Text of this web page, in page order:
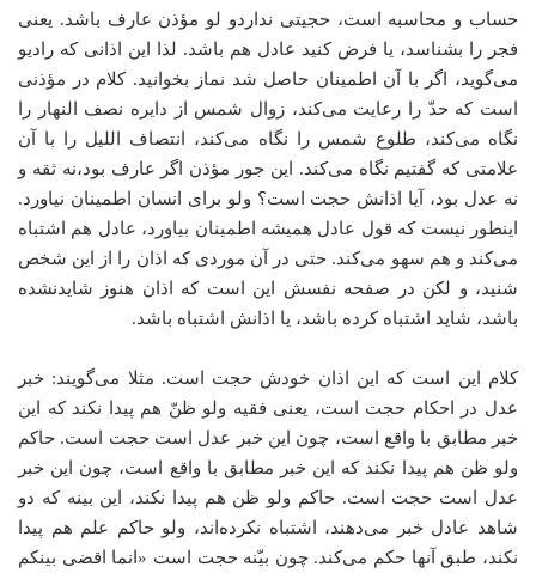
حساب و محاسبه است، حجیتی نداردو لو مؤذن عارف باشد. یعنی
فجر را بشناسد، یا فرض کنید عادل هم باشد. لذا این اذانی که رادیو
می‌گوید، اگر با آن اطمینان حاصل شد نماز بخوانید. کلام در مؤذنی
است که حدّ را رعایت می‌کند، زوال شمس از دایره نصف النهار را
نگاه می‌کند، طلوع شمس را نگاه می‌کند، انتصاف اللیل را با آن
علامتی که گفتیم نگاه می‌کند. این جور مؤذن اگر عارف بود،نه ثقه و
نه عدل بود، آیا اذانش حجت است؟ ولو برای انسان اطمینان نیاورد.
اینطور نیست که قول عادل همیشه اطمینان بیاورد، عادل هم اشتباه
می‌کند و هم سهو می‌کند. حتی در آن موردی که اذان را از این شخص
شنید، و لکن در صفحه نفسش این است که اذان هنوز شایدنشده
باشد، شاید اشتباه کرده باشد، یا اذانش اشتباه باشد.
کلام این است که این اذان خودش حجت است. مثلا می‌گویند: خبر
عدل در احکام حجت است، یعنی فقیه ولو ظنّ هم پیدا نکند که این
خبر مطابق با واقع است، چون این خبر عدل است حجت است. حاکم
ولو ظن هم پیدا نکند که این خبر مطابق با واقع است، چون این خبر
عدل است حجت است. حاکم ولو ظن هم پیدا نکند، این بینه که دو
شاهد عادل خبر می‌دهند، اشتباه نکرده‌اند، ولو حاکم علم هم پیدا
نکند، طبق آنها حکم می‌کند. چون بیّنه حجت است «انما اقضی بینکم